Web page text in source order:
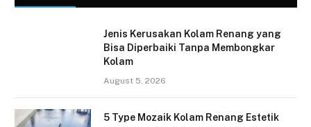
Jenis Kerusakan Kolam Renang yang
Bisa Diperbaiki Tanpa Membongkar
Kolam
August 5, 2026
5 Type Mozaik Kolam Renang Estetik